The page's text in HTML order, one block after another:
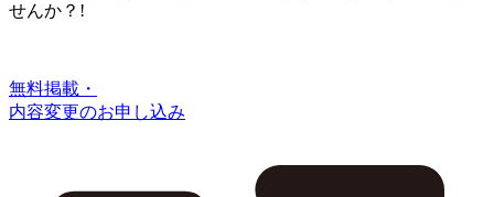
せんか？!
無料掲載・
内容変更のお申し込み